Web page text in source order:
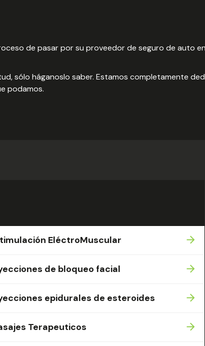
de pasar por su proveedor de seguro de auto
sólo háganoslo saber. Estamos completamente
podamos.
EléctroMuscular
de bloqueo facial
epidurales de esteroides
Terapeuticos